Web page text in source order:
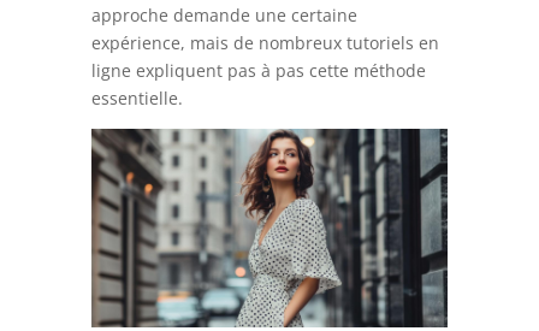
approche demande une certaine
expérience, mais de nombreux tutoriels en
ligne expliquent pas à pas cette méthode
essentielle.